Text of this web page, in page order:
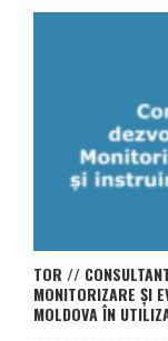
TOR //
MONITORIZARE ȘI
MOLDOVA ÎN